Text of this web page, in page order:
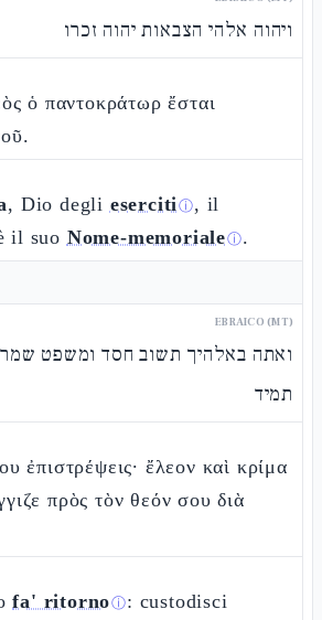
ויהוה אלהי הצבאות יהוה זכרו
ὁ παντοκράτωρ ἔσται
, Dio degli esercitiⓘ, il
il suo Nome-memorialeⓘ.
EBRAICO (MT)
ואתה באלהיך תשוב חסד ומשפט
תמיד
ἐπιστρέψεις· ἔλεον καὶ κρίμα
πρὸς τὸν θεόν σου διὰ
fa' ritornoⓘ: custodisci